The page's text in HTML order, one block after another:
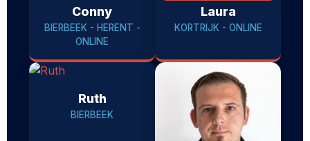
Conny
BIERBEEK - HERENT -
ONLINE
Laura
KORTRIJK - ONLINE
Ruth
BIERBEEK